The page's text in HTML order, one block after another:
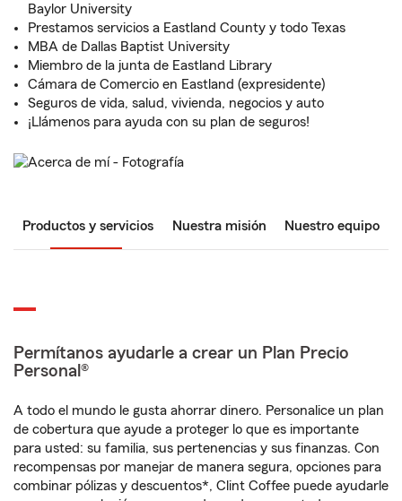
Baylor University
Prestamos servicios a Eastland County y todo Texas
MBA de Dallas Baptist University
Miembro de la junta de Eastland Library
Cámara de Comercio en Eastland (expresidente)
Seguros de vida, salud, vivienda, negocios y auto
¡Llámenos para ayuda con su plan de seguros!
Productos y servicios Nuestra misión Nuestro equipo
Permítanos ayudarle a crear un Plan Precio
Personal®
A todo el mundo le gusta ahorrar dinero. Personalice un plan
de cobertura que ayude a proteger lo que es importante
para usted: su familia, sus pertenencias y sus finanzas. Con
recompensas por manejar de manera segura, opciones para
combinar pólizas y descuentos*, Clint Coffee puede ayudarle